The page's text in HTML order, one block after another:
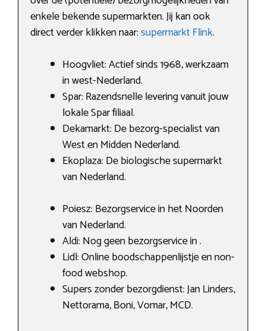
enkele bekende supermarkten. Jij kan ook
direct verder klikken naar:supermarkt Flink.
Hoogvliet: Actief sinds 1968, werkzaam
in west-Nederland.
Spar: Razendsnelle levering vanuit jouw
lokale Spar filiaal.
Dekamarkt: De bezorg-specialist van
West en Midden Nederland.
Ekoplaza: De biologische supermarkt
van Nederland.
Poiesz: Bezorgservice in het Noorden
van Nederland.
Aldi: Nog geen bezorgservice in .
Lidl: Online boodschappenlijstje en non-
food webshop.
Supers zonder bezorgdienst: Jan Linders,
Nettorama, Boni, Vomar, MCD.